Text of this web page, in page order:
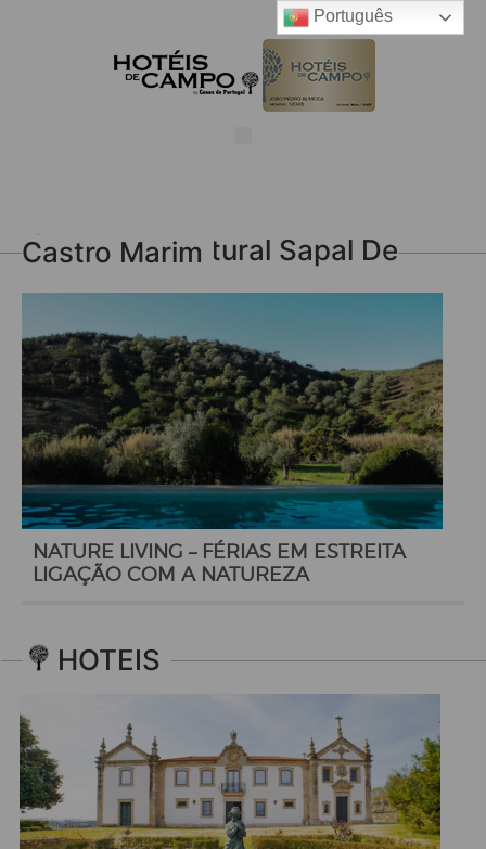
Reserva Natural Sapal De Castro Marim
NATURE LIVING – FÉRIAS EM ESTREITA
LIGAÇÃO COM A NATUREZA
HOTEIS
Português